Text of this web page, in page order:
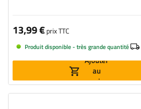
13,99 €prix TTC
Produit disponible - très grande quantité
Ajouter
au
panier